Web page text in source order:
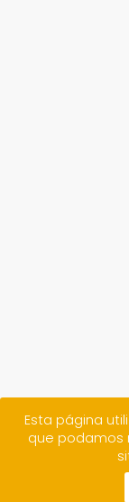
Esta página
que podamos